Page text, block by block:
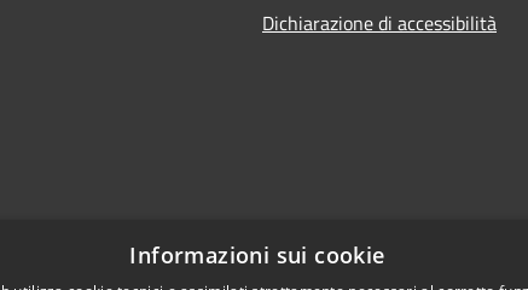
Dichiarazione di accessibilità
Informazioni sui cookie